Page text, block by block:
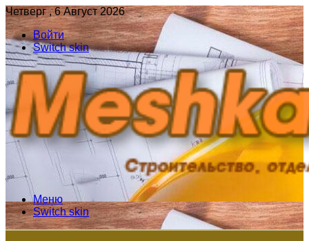
Четверг , 6 Август 2026
Войти
Switch skin
Меню
Switch skin